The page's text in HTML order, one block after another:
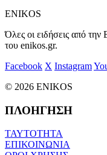
ENIKOS
Όλες οι ειδήσεις από
του enikos.gr.
Facebook X Instagram
© 2026 ENIKOS
ΠΛΟΗΓΗΣΗ
ΤΑΥΤΟΤΗΤΑ
ΕΠΙΚΟΙΝΩΝΙΑ